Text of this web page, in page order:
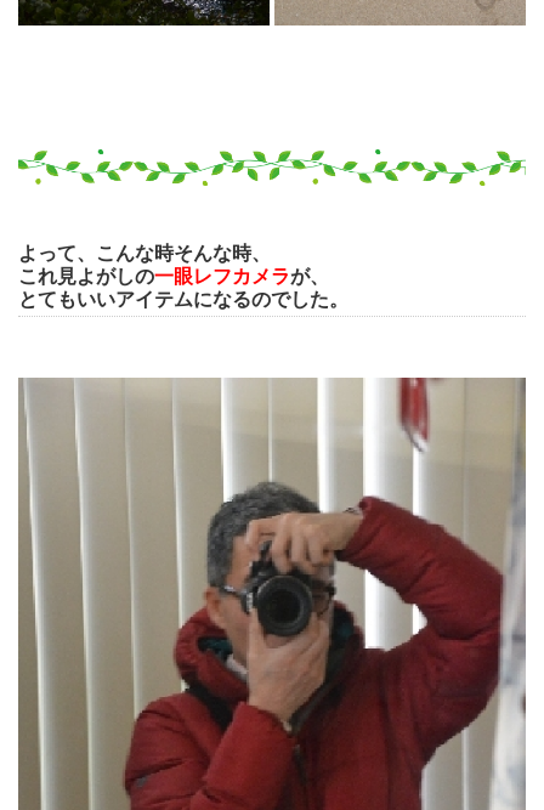
よって、こんな時そんな時、
これ見よがしの一眼レフカメラが、
とてもいいアイテムになるのでした。